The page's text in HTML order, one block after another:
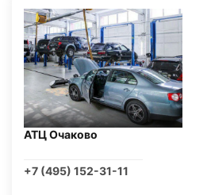
АТЦ Очаково
+7 (495) 152-31-11